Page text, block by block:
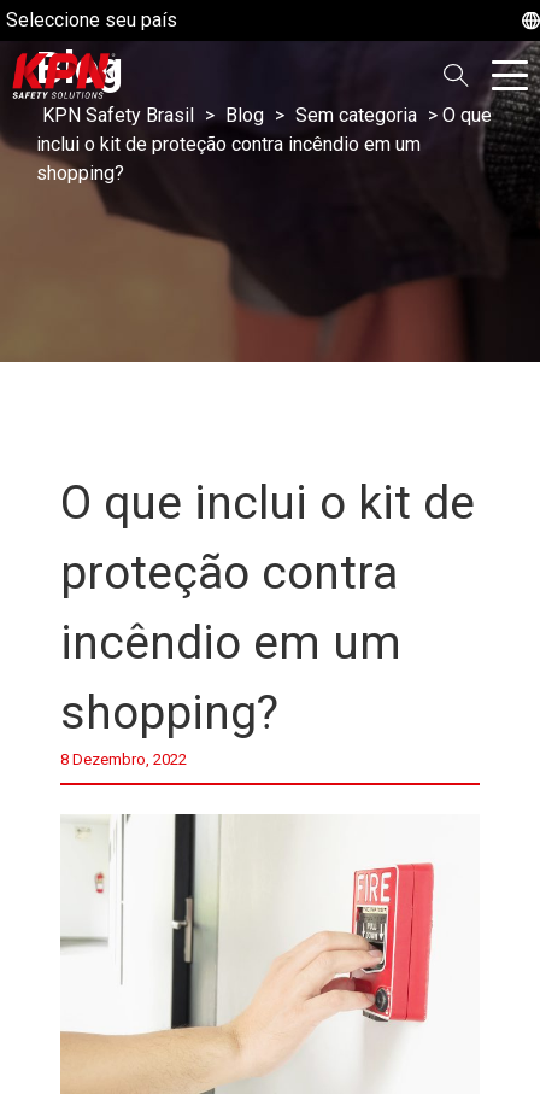
Seleccione seu país
Blog
KPN Safety Brasil > Blog > Sem categoria > O que
inclui o kit de proteção contra incêndio em um
shopping?
O que inclui o kit de
proteção contra
incêndio em um
shopping?
8 Dezembro, 2022